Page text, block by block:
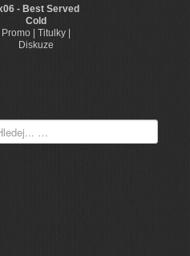
- Best Served
Cold
Promo | Titulky |
Diskuze